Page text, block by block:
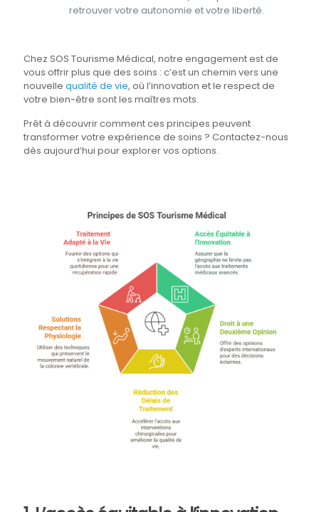
retrouver votre autonomie et votre liberté.
Chez SOS Tourisme Médical, notre engagement est de
vous offrir plus que des soins : c’est un chemin vers une
nouvelle qualité de vie, où l’innovation et le respect de
votre bien-être sont les maîtres mots.
Prêt à découvrir comment ces principes peuvent
transformer votre expérience de soins ? Contactez-nous
dès aujourd’hui pour explorer vos options.